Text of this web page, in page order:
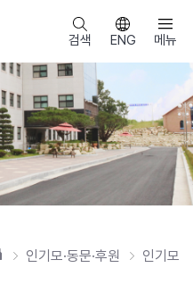
검색 ENG 메뉴
홈 인기모·동문·후원 인기모